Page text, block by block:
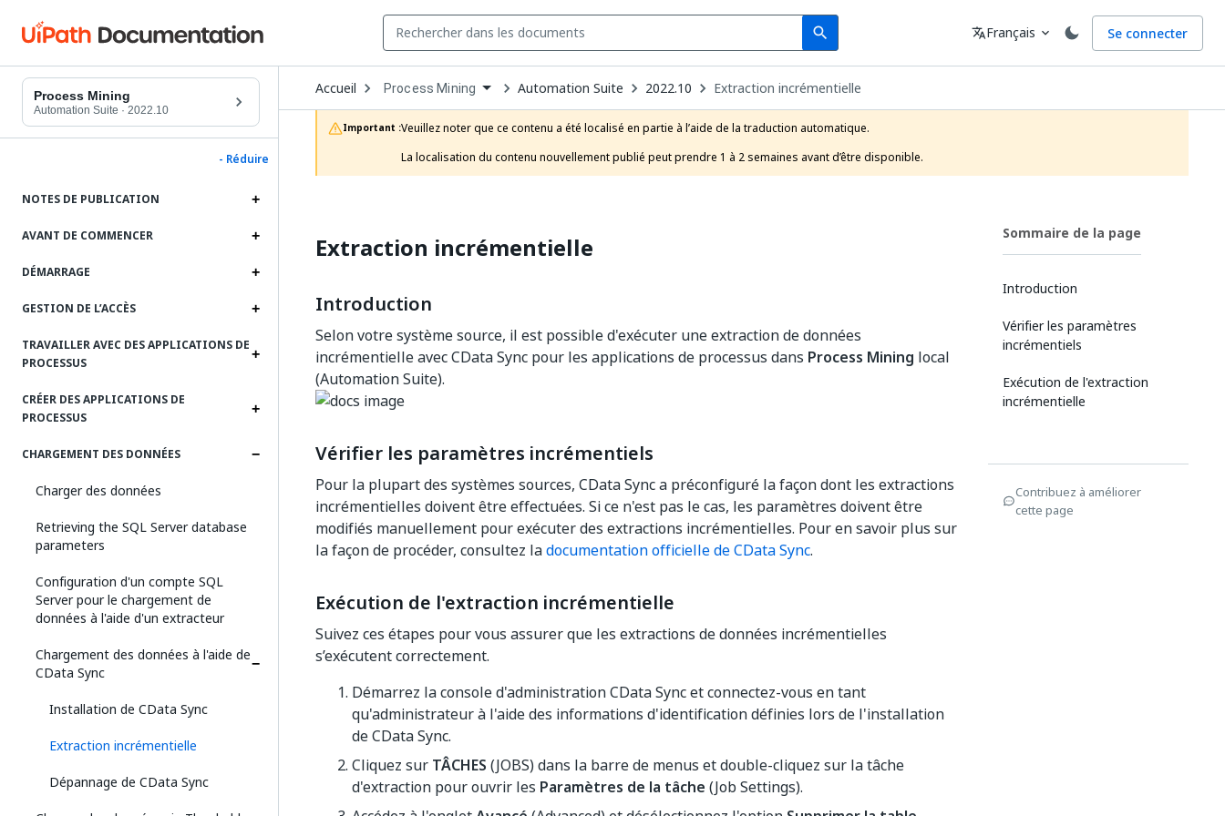
search
Search Langue
translateFrançais expand_more Se connecter
Process Mining
Automation Suite · 2022.10
- Réduire
NOTES DE PUBLICATION
AVANT DE COMMENCER
DÉMARRAGE
GESTION DE L’ACCÈS
TRAVAILLER AVEC DES APPLICATIONS DE
PROCESSUS
CRÉER DES APPLICATIONS DE
PROCESSUS
CHARGEMENT DES DONNÉES
Charger des données
Retrieving the SQL Server database
parameters
Configuration d'un compte SQL
Server pour le chargement de
données à l'aide d'un extracteur
Chargement des données à l'aide de
CData Sync
Installation de CData Sync
Extraction incrémentielle
Dépannage de CData Sync
Accueil Open
Dropdown
to
choose
product
Process Mining Automation Suite 2022.10 Extraction incrémentielle
Important :Veuillez noter que ce contenu a été localisé en partie à l’aide de la traduction automatique.
La localisation du contenu nouvellement publié peut prendre 1 à 2 semaines avant d’être disponible.
Extraction incrémentielle
Introduction
Selon votre système source, il est possible d'exécuter une extraction de données
incrémentielle avec CData Sync pour les applications de processus dans Process Mining local
(Automation Suite).
Vérifier les paramètres incrémentiels
Pour la plupart des systèmes sources, CData Sync a préconfiguré la façon dont les extractions
incrémentielles doivent être effectuées. Si ce n'est pas le cas, les paramètres doivent être
modifiés manuellement pour exécuter des extractions incrémentielles. Pour en savoir plus sur
la façon de procéder, consultez ladocumentation officielle de CData Sync.
Exécution de l'extraction incrémentielle
Suivez ces étapes pour vous assurer que les extractions de données incrémentielles
s’exécutent correctement.
Démarrez la console d'administration CData Sync et connectez-vous en tant
qu'administrateur à l'aide des informations d'identification définies lors de l'installation
de CData Sync.
Cliquez sur TÂCHES (JOBS) dans la barre de menus et double-cliquez sur la tâche
d'extraction pour ouvrir les Paramètres de la tâche (Job Settings).
Sommaire de la page
Introduction
Vérifier les paramètres
incrémentiels
Exécution de l'extraction
incrémentielle
Contribuez à améliorer
cette page